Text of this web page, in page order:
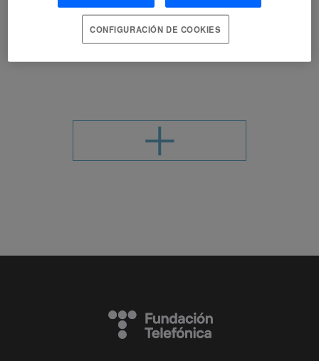
INTELIGENCIA ARTIFICIALIV REVOLUCIÓN INDUSTRIAL
MERCADO DE TRABAJOSOCIOLOGÍA LABORAL
CONFIGURACIÓN DE COOKIES